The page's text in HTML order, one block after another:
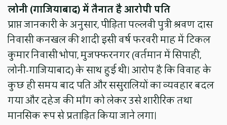
लोनी (गाजियाबाद) में तैनात है आरोपी पति
प्राप्त जानकारी के अनुसार, पीड़िता पल्लवी पुत्री श्रवण दास
निवासी कनखल की शादी इसी वर्ष फरवरी माह में टिकल
कुमार निवासी भोपा, मुजफ्फरनगर (वर्तमान में सिपाही,
लोनी-गाजियाबाद) के साथ हुई थी। आरोप है कि विवाह के
कुछ ही समय बाद पति और ससुरालियों का व्यवहार बदल
गया और दहेज की माँग को लेकर उसे शारीरिक तथा
मानसिक रूप से प्रताड़ित किया जाने लगा।